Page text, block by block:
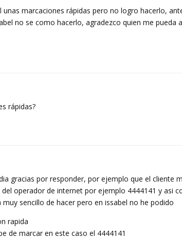
marcaciones rápidas pero no logro hacerlo,
no se como hacerlo, agradezco quien me pueda
rápidas?
gracias por responder, por ejemplo que el cliente
operador de internet por ejemplo 4444141 y asi
sencillo de hacer pero en issabel no he podido
rapida
de marcar en este caso el 4444141